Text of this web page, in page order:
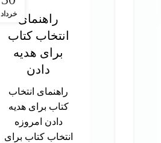
خرداد
راهنمای
انتخاب کتاب
برای هدیه
دادن
راهنمای انتخاب
کتاب برای هدیه
دادن امروزه
انتخاب کتاب برای